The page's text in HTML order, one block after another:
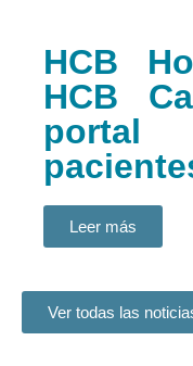
HCB
HCB
portal
Leer más
Ver todas las